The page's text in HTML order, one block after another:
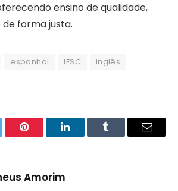
ensino de qualidade,
forma justa.
espanhol IFSC
inglês
Pinterest LinkedInTumblr Email
Amorim